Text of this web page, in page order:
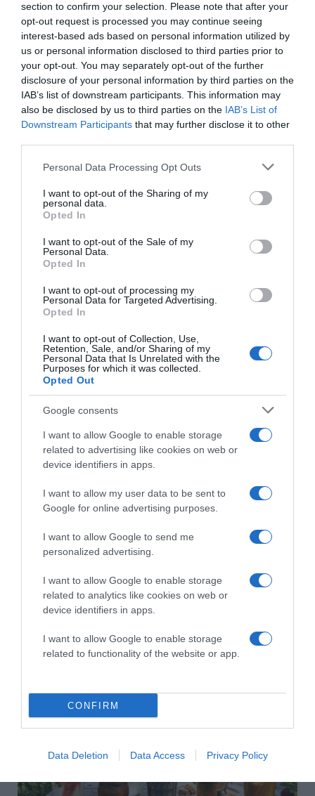
section to confirm your selection. Please note that after your
opt-out request is processed you may continue seeing
interest-based ads based on personal information utilized by
us or personal information disclosed to third parties prior to
your opt-out. You may separately opt-out of the further
disclosure of your personal information by third parties on the
IAB’s list of downstream participants. This information may
also be disclosed by us to third parties on the IAB’s List of
Downstream Participants that may further disclose it to other
Please note that this website/app uses one or more Google
not limited to your visit or usage behaviour. You may click to
grant or deny consent to Google and its third-party tags to
use your data for below specified purposes in below Google
consent section.
Personal Data Processing Opt Outs
I want to opt-out of the Sharing of my
personal data.
Opted In
I want to opt-out of the Sale of my
Personal Data.
Opted In
I want to opt-out of processing my
Personal Data for Targeted Advertising.
Opted In
I want to opt-out of Collection, Use,
Retention, Sale, and/or Sharing of my
Personal Data that Is Unrelated with the
Purposes for which it was collected.
Opted Out
Google consents
I want to allow Google to enable storage
related to advertising like cookies on web or
device identifiers in apps.
I want to allow my user data to be sent to
Google for online advertising purposes.
I want to allow Google to send me
personalized advertising.
I want to allow Google to enable storage
related to analytics like cookies on web or
device identifiers in apps.
I want to allow Google to enable storage
related to functionality of the website or app.
CONFIRM
Data Deletion Data Access Privacy Policy
Forrás: Blikk
Megosztás: Facebook Twitter Pinterest
Krisztián,Tóth Janka
Korábbi bejegyzések Következő bejegyzés
3 ok, amiért egy idősebb nő fiatalabb férfit választ